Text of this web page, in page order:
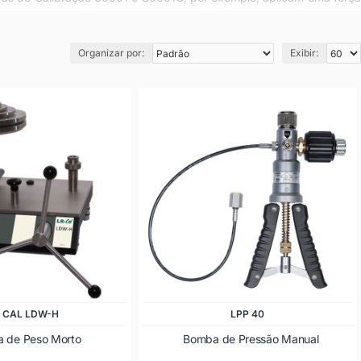
transmissores, controladores, indicadores, registradores e
indicadores, controladores, registradores calibradores de
padrão de alta precisão. Veja alguns modelos de bombas de
Organizar por: Exibir:
CAL LDW-H
de Peso Morto
LPP 40
Bomba de Pressão Manual